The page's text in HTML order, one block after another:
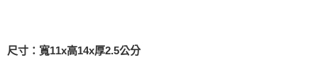
尺寸：寬11x高14x厚2.5公分